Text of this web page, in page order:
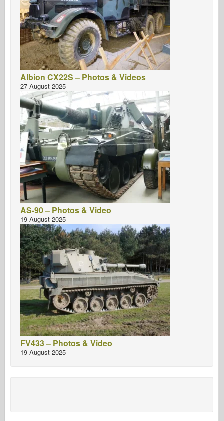
Albion CX22S – Photos & Videos
27 August 2025
AS-90 – Photos & Video
19 August 2025
FV433 – Photos & Video
19 August 2025